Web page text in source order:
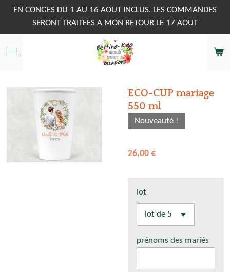
Passer
contenu
principal
EN CONGES DU 1 AU 16 AOUT INCLUS. LES COMMANDES
SERONT TRAITEES A MON RETOUR LE 17 AOUT
ECO-CUP mariage
550 ml
Nouveauté !
26,00 €
lot
prénoms des mariés